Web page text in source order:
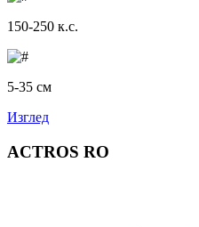
150-250 к.с.
5-35 см
Изглед
ACTROS RO